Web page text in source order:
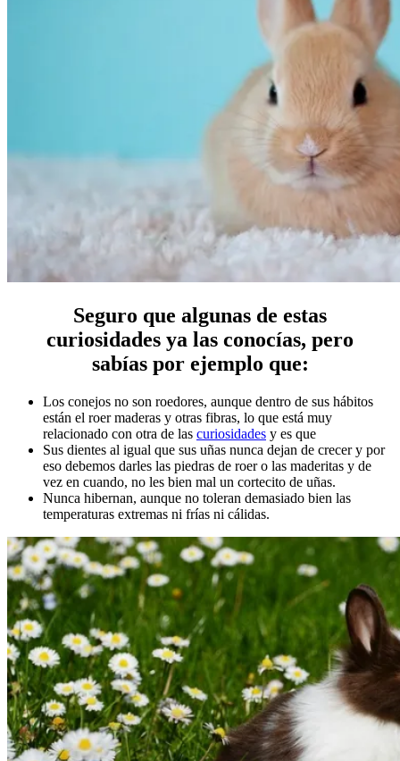
Seguro que algunas de estas
curiosidades ya las conocías, pero
sabías por ejemplo que:
Los conejos no son roedores, aunque dentro de sus hábitos
están el roer maderas y otras fibras, lo que está muy
relacionado con otra de las curiosidades y es que
Sus dientes al igual que sus uñas nunca dejan de crecer y por
eso debemos darles las piedras de roer o las maderitas y de
vez en cuando, no les bien mal un cortecito de uñas.
Nunca hibernan, aunque no toleran demasiado bien las
temperaturas extremas ni frías ni cálidas.